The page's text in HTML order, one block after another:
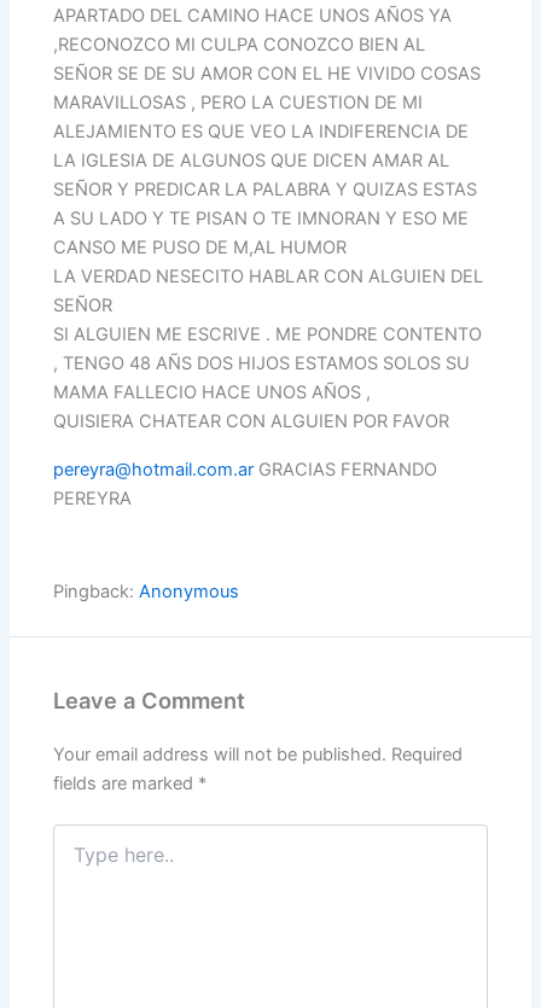
APARTADO DEL CAMINO HACE UNOS AÑOS YA
,RECONOZCO MI CULPA CONOZCO BIEN AL
SEÑOR SE DE SU AMOR CON EL HE VIVIDO COSAS
MARAVILLOSAS , PERO LA CUESTION DE MI
ALEJAMIENTO ES QUE VEO LA INDIFERENCIA DE
LA IGLESIA DE ALGUNOS QUE DICEN AMAR AL
SEÑOR Y PREDICAR LA PALABRA Y QUIZAS ESTAS
A SU LADO Y TE PISAN O TE IMNORAN Y ESO ME
CANSO ME PUSO DE M,AL HUMOR
LA VERDAD NESECITO HABLAR CON ALGUIEN DEL
SEÑOR
SI ALGUIEN ME ESCRIVE . ME PONDRE CONTENTO
, TENGO 48 AÑS DOS HIJOS ESTAMOS SOLOS SU
MAMA FALLECIO HACE UNOS AÑOS ,
QUISIERA CHATEAR CON ALGUIEN POR FAVOR
pereyra@hotmail.com.ar GRACIAS FERNANDO
PEREYRA
Pingback:Anonymous
Leave a Comment
Your email address will not be published. Required
fields are marked *
Type
here..